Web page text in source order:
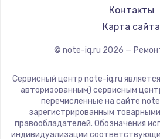
LG
Panasonic
ZTE
Hiper
Evga
Контакты
Карта сайта
© note-iq.ru 2026 —
Сервисный центр note-iq.ru
авторизованным) сервисным
перечисленные на сайте
зарегистрированным
правообладателей. Обозначения
индивидуализации